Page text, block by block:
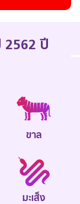
2562 ปี
ขาล
มะเส็ง